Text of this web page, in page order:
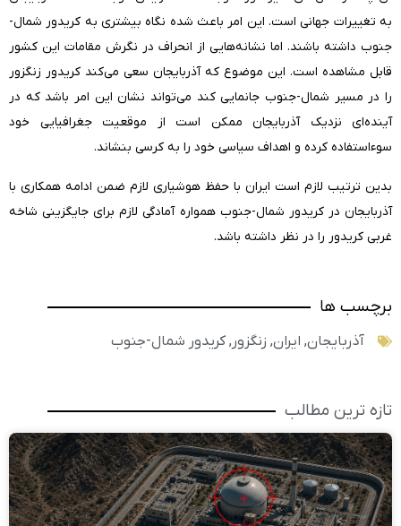
به تغییرات جهانی است. این امر باعث شده نگاه بیشتری به کریدور شمال-
جنوب داشته باشند. اما نشانه‌هایی از انحراف در نگرش مقامات این کشور
قابل مشاهده است. این موضوع که آذربایجان سعی می‌کند کریدور زنگزور
را در مسیر شمال-جنوب جانمایی کند می‌تواند نشان این امر باشد که در
آینده‌ای نزدیک آذربایجان ممکن است از موقعیت جغرافیایی خود
سوءاستفاده کرده و اهداف سیاسی خود را به کرسی بنشاند.
بدین ترتیب لازم است ایران با حفظ هوشیاری لازم ضمن ادامه همکاری با
آذربایجان در کریدور شمال-جنوب همواره آمادگی لازم برای جایگزینی شاخه
غربی کریدور را در نظر داشته باشد.
برچسب ها
آذربایجان, ایران, زنگزور , کریدور شمال-جنوب
تازه ترین مطالب